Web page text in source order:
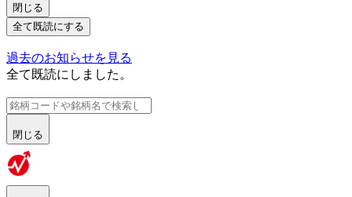
閉じる
全て既読にする
過去のお知らせを見る
全て既読にしました。
閉じる